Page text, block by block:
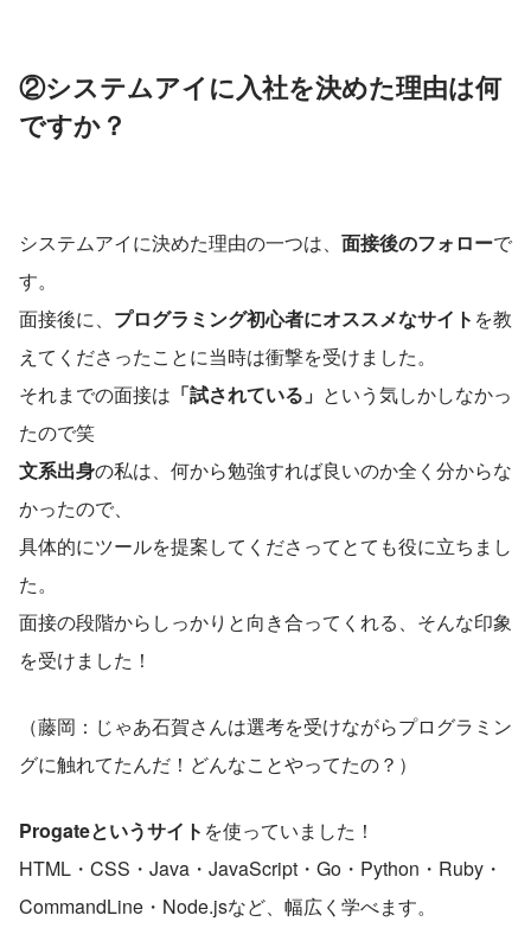
②システムアイに入社を決めた理由は何
ですか？
システムアイに決めた理由の一つは、 面接後のフォローで
す。
面接後に、 プログラミング初心者にオススメなサイト を教
えてくださったことに当時は衝撃を受けました。
それまでの面接は 「試されている」 という気しかしなかっ
たので笑
文系出身の私は、何から勉強すれば良いのか全く分からな
かったので、
具体的にツールを提案してくださってとても役に立ちまし
た。
面接の段階からしっかりと向き合ってくれる、そんな印象
を受けました！
（藤岡：じゃあ石賀さんは選考を受けながらプログラミン
グに触れてたんだ！どんなことやってたの？）
Progateというサイト を使っていました！
HTML・CSS・Java・JavaScript・Go・Python・Ruby・
CommandLine・Node.jsなど、幅広く学べます。